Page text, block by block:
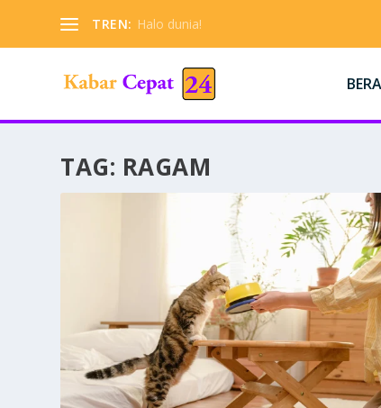
TREN: Halo dunia!
TAG: RAGAM